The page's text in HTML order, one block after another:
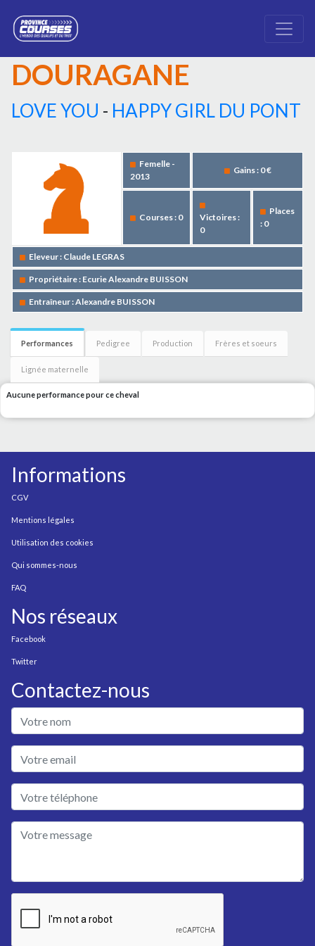
DOURAGANE
LOVE YOU - HAPPY GIRL DU PONT
Femelle -
2013
Gains : 0 €
Courses : 0
Victoires :
0
Places
: 0
Eleveur : Claude LEGRAS
Propriétaire : Ecurie Alexandre BUISSON
Entraîneur : Alexandre BUISSON
Performances Pedigree Production Frères et soeurs
Lignée maternelle
Aucune performance pour ce cheval
Informations
CGV
Mentions légales
Utilisation des cookies
Qui sommes-nous
FAQ
Nos réseaux
Facebook
Twitter
Contactez-nous